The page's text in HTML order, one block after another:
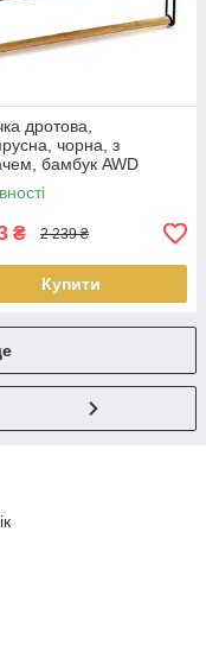
дротова,
чорна, з
бамбук AWD
02081934 Новинка
₴ 2 239 ₴
Купити